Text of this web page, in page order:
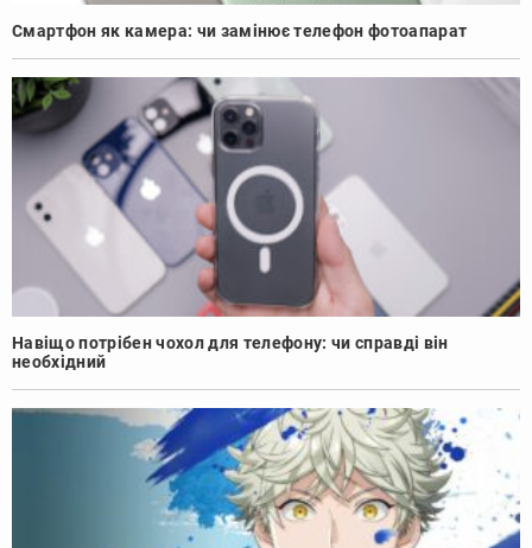
Смартфон як камера: чи замінює телефон фотоапарат
Навіщо потрібен чохол для телефону: чи справді він
необхідний